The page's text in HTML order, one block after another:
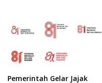
Pemerintah Gelar Jajak